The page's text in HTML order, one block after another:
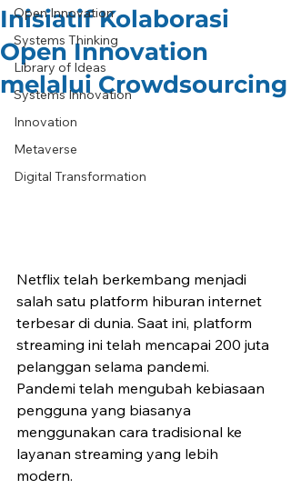
Open Innovation
Systems Thinking
Library of Ideas
Systems Innovation
Innovation
Metaverse
Digital Transformation
Inisiatif Kolaborasi
Open Innovation
melalui Crowdsourcing
Netflix telah berkembang menjadi
salah satu platform hiburan internet
terbesar di dunia. Saat ini, platform
streaming ini telah mencapai 200 juta
pelanggan selama pandemi.
Pandemi telah mengubah kebiasaan
pengguna yang biasanya
menggunakan cara tradisional ke
layanan streaming yang lebih
modern.